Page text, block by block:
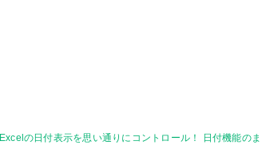
Excelの日付表示を思い通りにコントロール！ 日付機能の